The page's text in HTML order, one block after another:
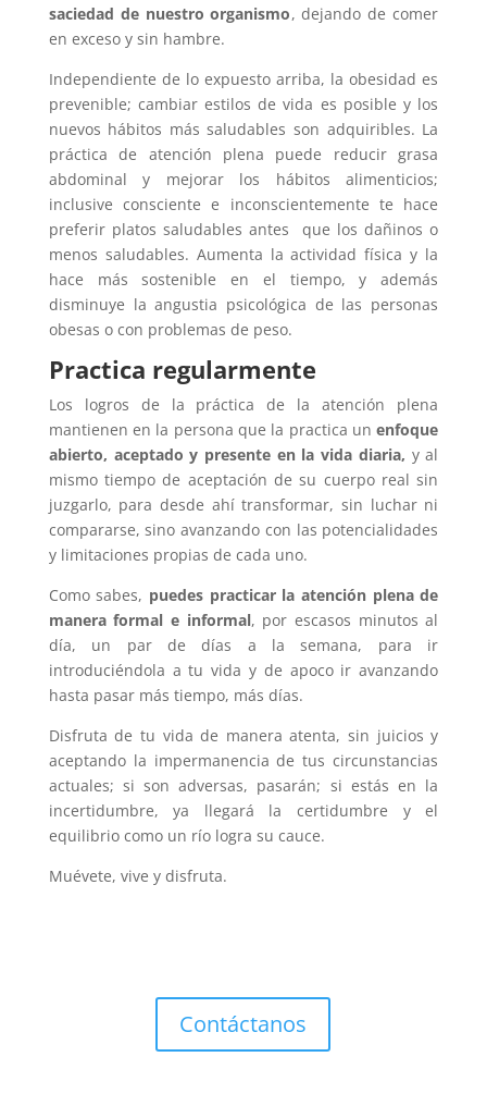
saciedad de nuestro organismo, dejando de comer
en exceso y sin hambre.
Independiente de lo expuesto arriba, la obesidad es
prevenible; cambiar estilos de vida es posible y los
nuevos hábitos más saludables son adquiribles. La
práctica de atención plena puede reducir grasa
abdominal y mejorar los hábitos alimenticios;
inclusive consciente e inconscientemente te hace
preferir platos saludables antes que los dañinos o
menos saludables. Aumenta la actividad física y la
hace más sostenible en el tiempo, y además
disminuye la angustia psicológica de las personas
obesas o con problemas de peso.
Practica regularmente
Los logros de la práctica de la atención plena
mantienen en la persona que la practica un enfoque
abierto, aceptado y presente en la vida diaria, y al
mismo tiempo de aceptación de su cuerpo real sin
juzgarlo, para desde ahí transformar, sin luchar ni
compararse, sino avanzando con las potencialidades
y limitaciones propias de cada uno.
Como sabes, puedes practicar la atención plena de
manera formal e informal, por escasos minutos al
día, un par de días a la semana, para ir
introduciéndola a tu vida y de apoco ir avanzando
hasta pasar más tiempo, más días.
Disfruta de tu vida de manera atenta, sin juicios y
aceptando la impermanencia de tus circunstancias
actuales; si son adversas, pasarán; si estás en la
incertidumbre, ya llegará la certidumbre y el
equilibrio como un río logra su cauce.
Muévete, vive y disfruta.
Contáctanos